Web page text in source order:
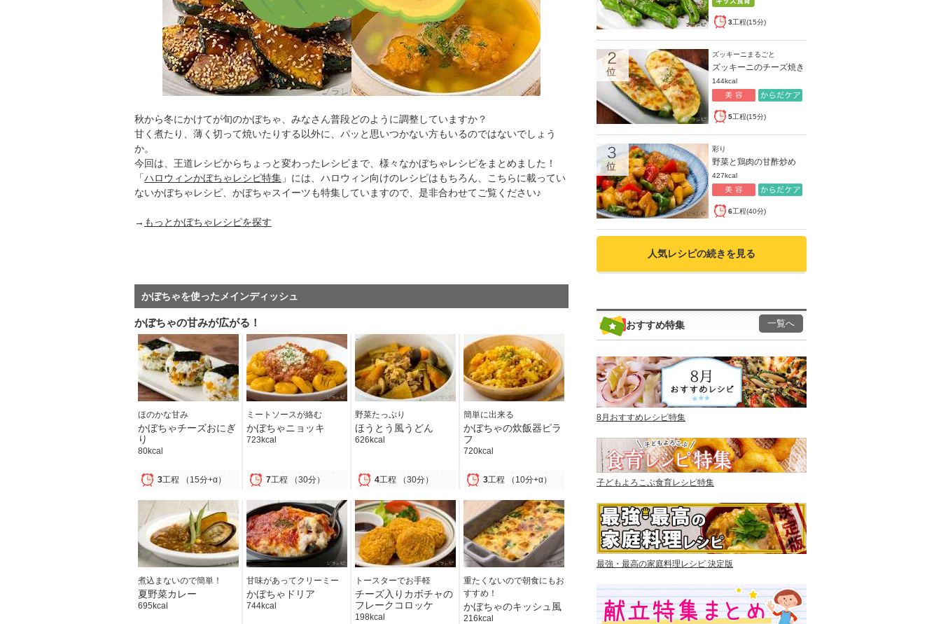
秋から冬にかけてが旬のかぼちゃ、みなさん普段どのように調整していますか？
甘く煮たり、薄く切って焼いたりする以外に、パッと思いつかない方もいるのではないでしょう
か。
今回は、王道レシピからちょっと変わったレシピまで、様々なかぼちゃレシピをまとめました！
「ハロウィンかぼちゃレシピ特集 」には、ハロウィン向けのレシピはもちろん、こちらに載ってい
ないかぼちゃレシピ、かぼちゃスイーツも特集していますので、是非合わせてご覧ください♪
→ もっとかぼちゃレシピを探す
かぼちゃを使ったメインディッシュ
かぼちゃの甘みが広がる！
ほのかな甘み
かぼちゃチーズおにぎ
り
80kcal
3工程 （15分+α）
ミートソースが絡む
かぼちゃニョッキ
723kcal
7工程 （30分）
野菜たっぷり
ほうとう風うどん
626kcal
4工程 （30分）
簡単に出来る
かぼちゃの炊飯器ピラ
フ
720kcal
3工程 （10分+α）
煮込まないので簡単！
夏野菜カレー
695kcal
甘味があってクリーミー
かぼちゃドリア
744kcal
トースターでお手軽
チーズ入りカボチャの
フレークコロッケ
198kcal
重たくないので朝食にもお
すすめ！
かぼちゃのキッシュ風
216kcal
3工程(15分)
ズッキーニまるごと
ズッキーニのチーズ焼き
144kcal
5工程(15分)
彩り
野菜と鶏肉の甘酢炒め
427kcal
6工程(40分)
人気レシピの続きを見る
おすすめ特集 一覧へ
8月おすすめレシピ特集
子どもよろこぶ食育レシピ特集
最強・最高の家庭料理レシピ 決定版